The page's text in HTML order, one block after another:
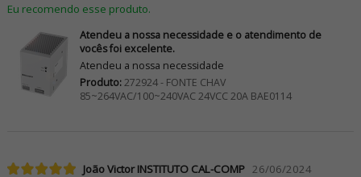
Eu recomendo esse produto.
Atendeu a nossa necessidade e o atendimento de
vocês foi excelente.
Atendeu a nossa necessidade
Produto:272924 - FONTE CHAV
85~264VAC/100~240VAC 24VCC 20A BAE0114
João Victor INSTITUTO CAL-COMP 26/06/2024